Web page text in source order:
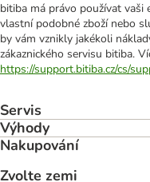
bitiba má právo používat vaši
vlastní podobné zboží nebo
by vám vznikly jakékoli
zákaznického servisu bitiba.
https://support.bitiba.cz/cs/
Servis
Výhody
Nakupování
Zvolte zemi